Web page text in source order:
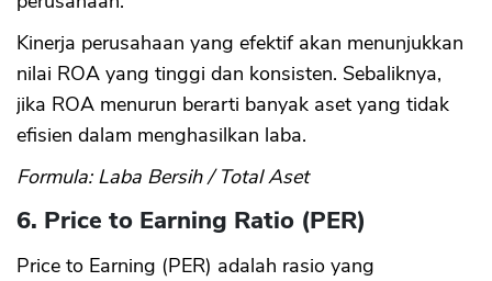
Kinerja perusahaan yang efektif akan menunjukkan
nilai ROA yang tinggi dan konsisten. Sebaliknya,
jika ROA menurun berarti banyak aset yang tidak
efisien dalam menghasilkan laba.
Formula: Laba Bersih / Total Aset
6. Price to Earning Ratio (PER)
Price to Earning (PER) adalah rasio yang